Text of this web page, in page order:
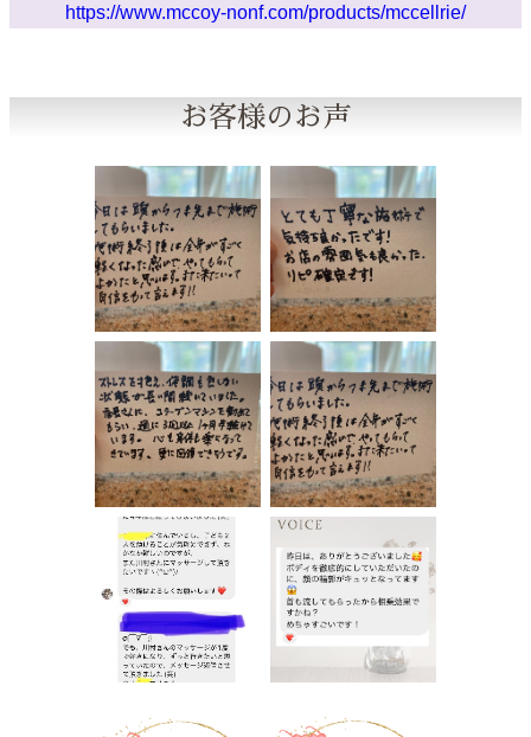
https://www.mccoy-nonf.com/products/mccellrie/
お客様のお声